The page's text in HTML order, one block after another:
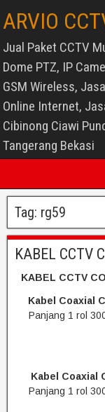
ARVIO
Jual Paket CCTV
Dome PTZ, IP
GSM Wireless,
Online Internet,
Cibinong Ciawi
Tangerang Bekasi
Tag: rg59
KABEL CCTV
KABEL CCTV
Kabel Coaxial
Panjang 1 rol
Kabel Coaxial
Panjang 1 rol